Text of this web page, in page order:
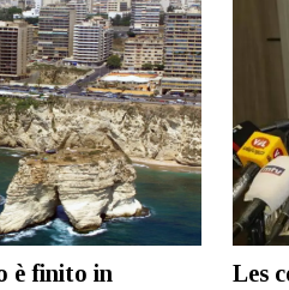
è finito in
Les